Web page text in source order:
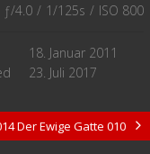
ƒ/4.0 / 1/125s / ISO 800
18. Januar 2011
23. Juli 2017
Der Ewige Gatte 010